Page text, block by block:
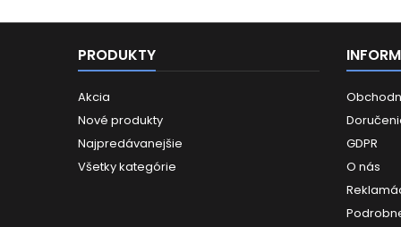
PRODUKTY
Akcia
Nové produkty
Najpredávanejšie
Všetky kategórie
GDPR
O nás